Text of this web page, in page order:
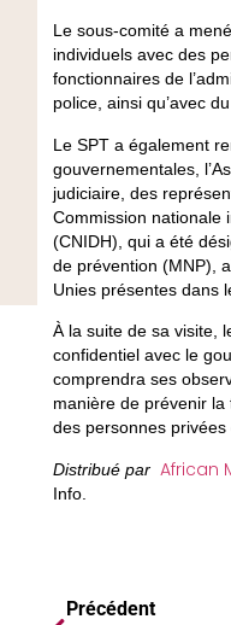
Le sous-comité a
individuels avec des
fonctionnaires de
police, ainsi qu’avec
Le SPT a également
gouvernementales,
judiciaire, des
Commission nationale
(CNIDH), qui a été
de prévention (MNP),
Unies présentes dans
À la suite de sa visite,
confidentiel avec le
comprendra ses
manière de prévenir
des personnes privées
Distribué par African
Info.
Précédent